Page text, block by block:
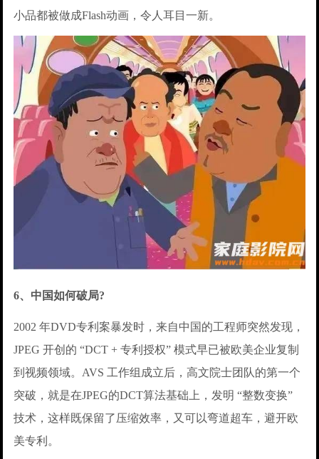
小品都被做成Flash动画，令人耳目一新。
6、中国如何破局?
2002 年DVD专利案暴发时，来自中国的工程师突然发现，
JPEG 开创的 “DCT + 专利授权” 模式早已被欧美企业复制
到视频领域。AVS 工作组成立后，高文院士团队的第一个
突破，就是在JPEG的DCT算法基础上，发明 “整数变换”
技术，这样既保留了压缩效率，又可以弯道超车，避开欧
美专利。